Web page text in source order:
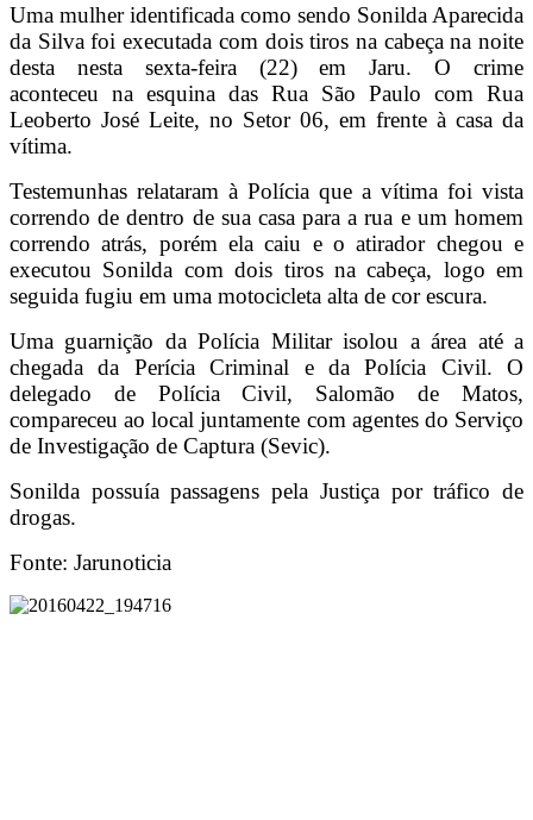
Uma mulher identificada como sendo Sonilda Aparecida
da Silva foi executada com dois tiros na cabeça na noite
desta nesta sexta-feira (22) em Jaru. O crime
aconteceu na esquina das Rua São Paulo com Rua
Leoberto José Leite, no Setor 06, em frente à casa da
vítima.
Testemunhas relataram à Polícia que a vítima foi vista
correndo de dentro de sua casa para a rua e um homem
correndo atrás, porém ela caiu e o atirador chegou e
executou Sonilda com dois tiros na cabeça, logo em
seguida fugiu em uma motocicleta alta de cor escura.
Uma guarnição da Polícia Militar isolou a área até a
chegada da Perícia Criminal e da Polícia Civil. O
delegado de Polícia Civil, Salomão de Matos,
compareceu ao local juntamente com agentes do Serviço
de Investigação de Captura (Sevic).
Sonilda possuía passagens pela Justiça por tráfico de
drogas.
Fonte: Jarunoticia